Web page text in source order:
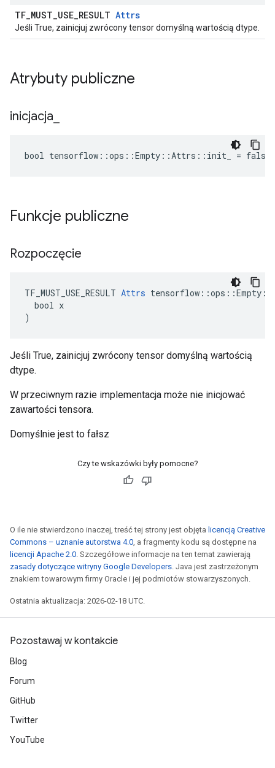
TF_MUST_USE_RESULT Attrs
Jeśli True, zainicjuj zwrócony tensor domyślną wartością dtype.
Atrybuty publiczne
inicjacja
bool tensorflow::ops::Empty::Attrs::init_ = false
Funkcje publiczne
Rozpoczęcie
TF_MUST_USE_RESULT Attrs
  bool x
)
Jeśli True, zainicjuj zwrócony tensor domyślną wartością
dtype.
W przeciwnym razie implementacja może nie inicjować
zawartości tensora.
Domyślnie jest to fałsz
Czy te wskazówki były pomocne?
O ile nie stwierdzono inaczej, treść tej strony jest objęta licencją Creative
Commons – uznanie autorstwa 4.0, a fragmenty kodu są dostępne na
licencji Apache 2.0. Szczegółowe informacje na ten temat zawierają
zasady dotyczące witryny Google Developers. Java jest zastrzeżonym
znakiem towarowym firmy Oracle i jej podmiotów stowarzyszonych.
Ostatnia aktualizacja: 2026-02-18 UTC.
Pozostawaj w kontakcie
Blog
Forum
GitHub
Twitter
YouTube